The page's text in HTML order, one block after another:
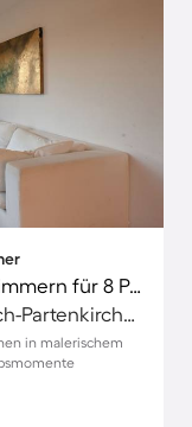
Schöne Wohnung mit 4 Schlafzimmern für 8 Personen
Uffing am Staffelsee, Garmisch-Partenkirchen, Deutschland
in malerischem